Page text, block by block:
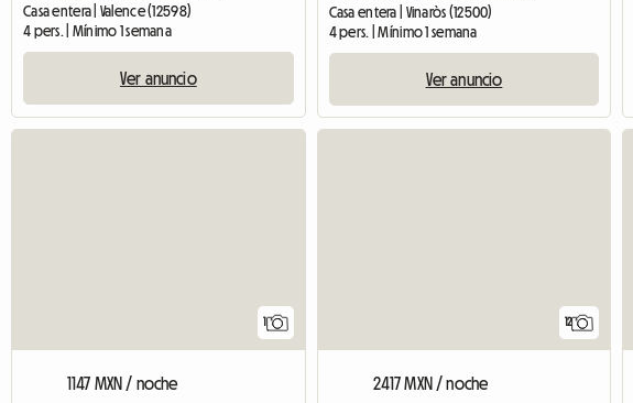
Casa entera | Valence (12598)
4 pers. | Mínimo 1 semana
Ver anuncio
Casa entera | Vinaròs (12500)
4 pers. | Mínimo 1 semana
Ver anuncio
1
1147 MXN / noche
12
2417 MXN / noche